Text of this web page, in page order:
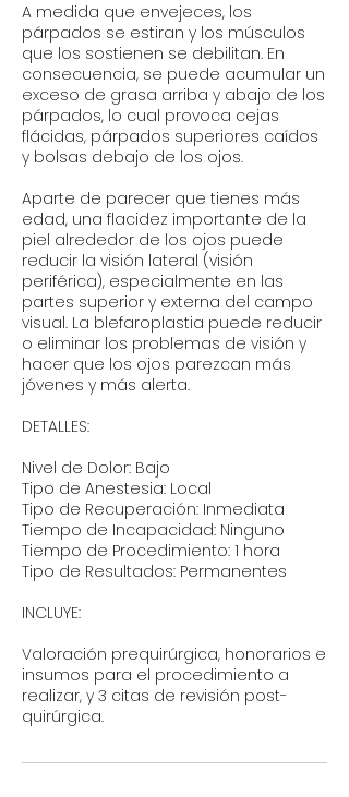
A medida que envejeces, los
párpados se estiran y los músculos
que los sostienen se debilitan. En
consecuencia, se puede acumular un
exceso de grasa arriba y abajo de los
párpados, lo cual provoca cejas
flácidas, párpados superiores caídos
y bolsas debajo de los ojos.
Aparte de parecer que tienes más
edad, una flacidez importante de la
piel alrededor de los ojos puede
reducir la visión lateral (visión
periférica), especialmente en las
partes superior y externa del campo
visual. La blefaroplastia puede reducir
o eliminar los problemas de visión y
hacer que los ojos parezcan más
jóvenes y más alerta.
DETALLES:
Nivel de Dolor: Bajo
Tipo de Anestesia: Local
Tipo de Recuperación: Inmediata
Tiempo de Incapacidad: Ninguno
Tiempo de Procedimiento: 1 hora
Tipo de Resultados: Permanentes
INCLUYE:
Valoración prequirúrgica, honorarios e
insumos para el procedimiento a
realizar, y 3 citas de revisión post-
quirúrgica.